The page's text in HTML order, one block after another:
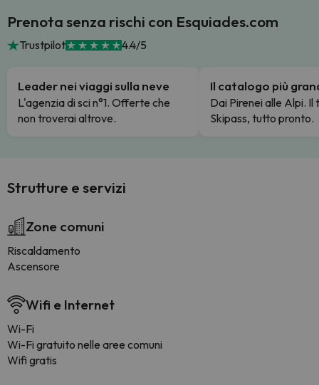
Prenota senza rischi con Esquiades.com
Trustpilot 4.4/5
Leader nei viaggi sulla neve
L'agenzia di sci n°1. Offerte che
non troverai altrove.
Il catalogo più
Dai Pirenei alle Alpi. Il
Skipass, tutto pronto.
Strutture e servizi
Zone comuni
Riscaldamento
Ascensore
Wifi e Internet
Wi-Fi
Wi-Fi gratuito nelle aree comuni
Wifi gratis